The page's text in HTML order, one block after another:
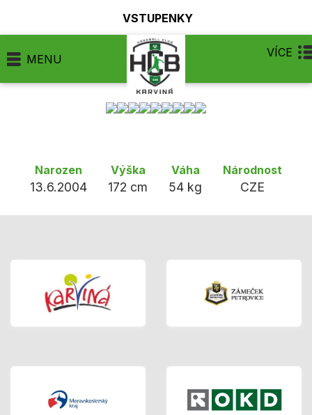
VSTUPENKY
MENU VÍCE
Narozen
13.6.2004
Výška
172 cm
Váha
54 kg
Národnost
CZE